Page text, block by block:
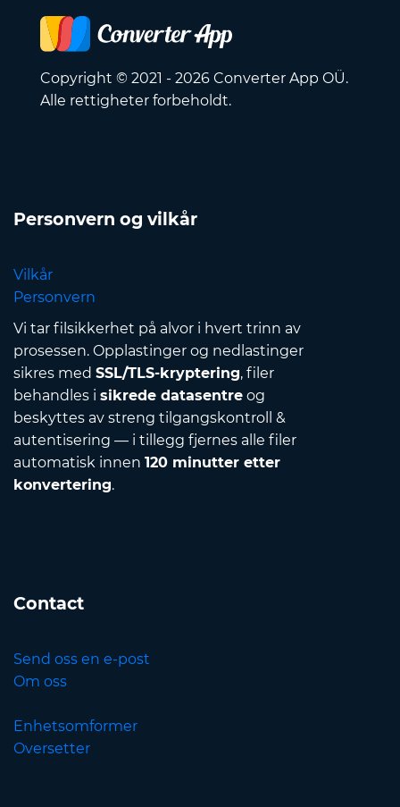
Copyright © 2021 - 2026 Converter App OÜ.
Alle rettigheter forbeholdt.
Personvern og vilkår
Vilkår
Personvern
Vi tar filsikkerhet på alvor i hvert trinn av
prosessen. Opplastinger og nedlastinger
sikres med SSL/TLS-kryptering, filer
behandles i sikrede datasentre og
beskyttes av streng tilgangskontroll &
autentisering — i tillegg fjernes alle filer
automatisk innen 120 minutter etter
konvertering.
Contact
Send oss en e-post
Om oss
Enhetsomformer
Oversetter